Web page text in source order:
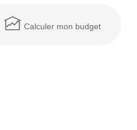
Calculer mon budget